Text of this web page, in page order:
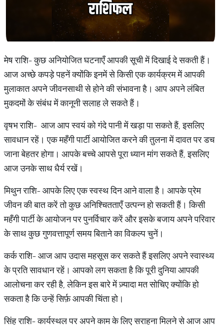
मेष राशि- कुछ अनियोजित घटनाएँ आपकी सूची में दिखाई दे सकती हैं।
आज अच्छे कपड़े पहनें क्योंकि इनमें से किसी एक कार्यक्रम में आपकी
मुलाकात अपने जीवनसाथी से होने की संभावना है। आप अपने लंबित
मुकदमों के संबंध में कानूनी सलाह ले सकते हैं।
वृषभ राशि- आज आप स्वयं को गंदे पानी में खड़ा पा सकते हैं, इसलिए
सावधान रहें। एक महँगी पार्टी आयोजित करने की तुलना में दावत पर डच
जाना बेहतर होगा। आपके बच्चे आपसे पूरा ध्यान मांग सकते हैं, इसलिए
आज उनके साथ धैर्य रखें।
मिथुन राशि- आपके लिए एक स्वस्थ दिन आने वाला है। आपके प्रेम
जीवन की बात करें तो कुछ अनिश्चितताएँ उत्पन्न हो सकती हैं। किसी
महँगी पार्टी के आयोजन पर पुनर्विचार करें और इसके बजाय अपने परिवार
के साथ कुछ गुणवत्तापूर्ण समय बिताने का विकल्प चुनें।
कर्क राशि- आज आप उदास महसूस कर सकते हैं इसलिए अपने स्वास्थ्य
के प्रति सावधान रहें। आपको लग सकता है कि पूरी दुनिया आपकी
आलोचना कर रही है, लेकिन इस बारे में ज़्यादा मत सोचिए क्योंकि हो
सकता है कि उन्हें सिर्फ़ आपकी चिंता हो।
सिंह राशि- कार्यस्थल पर अपने काम के लिए सराहना मिलने से आज आप